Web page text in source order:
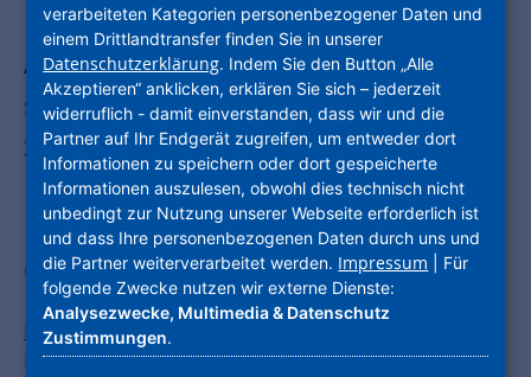
Am Freitag, den 14. Juni 2024, war es
soweit: In Anwesenheit von Stefan
Sauer, Hessischer Staatssekretär für
Digitalisierung und Innovation, hat das
KelsterLab seine digitalen Tore für die
Öffentlichkeit geöffnet.
Kelsterbach– Im Rahmen der feierlichen
Eröffnung erhielten interessierte Bürgerinnen
verarbeiteten Kategorien personenbezogener Daten und
einem Drittlandtransfer finden Sie in unserer
Datenschutzerklärung. Indem Sie den Button „Alle
Akzeptieren“ anklicken, erklären Sie sich – jederzeit
widerruflich - damit einverstanden, dass wir und die
Partner auf Ihr Endgerät zugreifen, um entweder dort
Informationen zu speichern oder dort gespeicherte
Informationen auszulesen, obwohl dies technisch nicht
unbedingt zur Nutzung unserer Webseite erforderlich ist
und dass Ihre personenbezogenen Daten durch uns und
die Partner weiterverarbeitet werden. Impressum | Für
folgende Zwecke nutzen wir externe Dienste:
Analysezwecke, Multimedia & Datenschutz
Zustimmungen.